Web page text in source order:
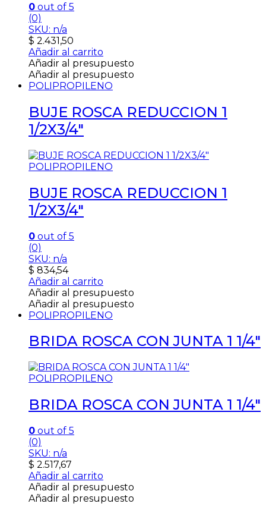
0 out of 5
(0)
SKU: n/a
$ 2.431,50
Añadir al carrito
Añadir al presupuesto
Añadir al presupuesto
POLIPROPILENO
BUJE ROSCA REDUCCION 1
1/2X3/4″
POLIPROPILENO
BUJE ROSCA REDUCCION 1
1/2X3/4″
0 out of 5
(0)
SKU: n/a
$ 834,54
Añadir al carrito
Añadir al presupuesto
Añadir al presupuesto
POLIPROPILENO
BRIDA ROSCA CON JUNTA 1 1/4″
POLIPROPILENO
BRIDA ROSCA CON JUNTA 1 1/4″
0 out of 5
(0)
SKU: n/a
$ 2.517,67
Añadir al carrito
Añadir al presupuesto
Añadir al presupuesto